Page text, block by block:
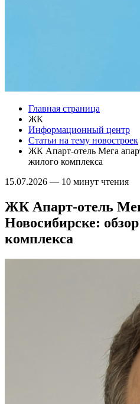
Главная страница
ЖК
Информационный центр
Статьи на тему новостроек
ЖК Апарт-отель Мега
жилого комплекса
15.07.2026 — 10 минут чтения
ЖК Апарт-отель
Новосибирске:
комплекса